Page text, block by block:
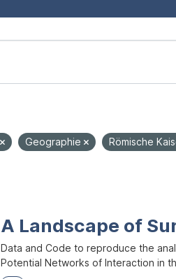
Geographie Römische
A Landscape of
Data and Code to reproduce the
Potential Networks of Interaction in